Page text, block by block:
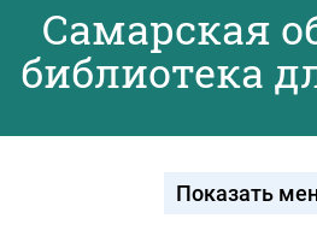
Самарская
библиотека
Показать